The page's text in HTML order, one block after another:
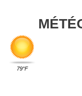
79°F